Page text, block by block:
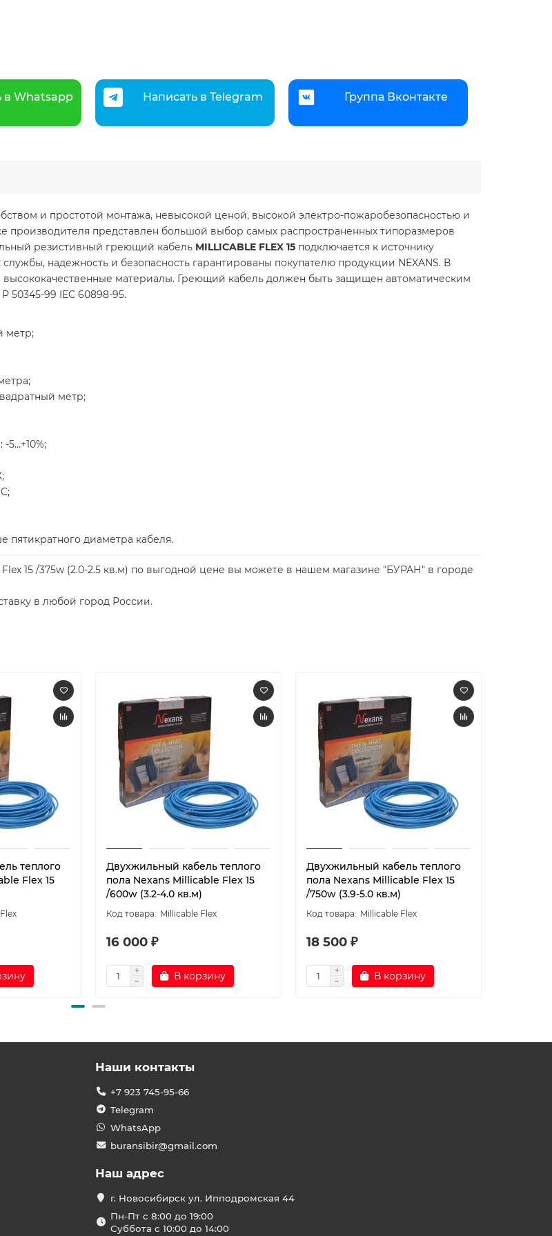
в Whatsapp Написать в Telegram Группа Вконтакте
и простотой монтажа, невысокой ценой, высокой электро-пожаробезопасностью и
производителя представлен большой выбор самых распространенных типоразмеров
резистивный греющий кабель MILLICABLE FLEX 15 подключается к источнику
надежность и безопасность гарантированы покупателю продукции NEXANS. В
материалы. Греющий кабель должен быть защищен автоматическим
50345-99 IEC 60898-95.
метр;
метр;
5…+10%;
диаметра кабеля.
15 /375w (2.0-2.5 кв.м) по выгодной цене вы можете в нашем магазине "БУРАН" в городе
в любой город России.
теплого
Flex 15
Двухжильный кабель теплого
пола Nexans Millicable Flex 15
/600w (3.2-4.0 кв.м)
Millicable Flex
16 000 ₽
В корзину
Двухжильный кабель теплого
пола Nexans Millicable Flex 15
/750w (3.9-5.0 кв.м)
Millicable Flex
18 500 ₽
В корзину
Наши контакты
+7 923 745-95-66
Telegram
WhatsApp
buransibir@gmail.com
Наш адрес
г. Новосибирск ул. Ипподромская 44
Пн-Пт с 8:00 до 19:00
Суббота с 10:00 до 14:00